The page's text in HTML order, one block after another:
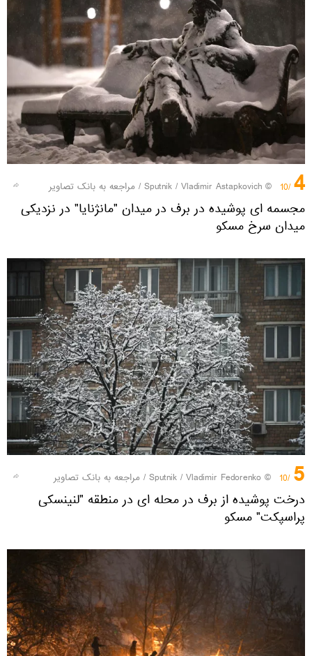
4
/10
© Sputnik / Vladimir Astapkovich
/ مراجعه به بانک تصاویر
مجسمه ای پوشیده در برف در میدان "مانژنایا" در نزدیکی
میدان سرخ مسکو
5
/10
© Sputnik / Vladimir Fedorenko
/ مراجعه به بانک تصاویر
درخت پوشیده از برف در محله ای در منطقه "لنینسکی
پراسپکت" مسکو